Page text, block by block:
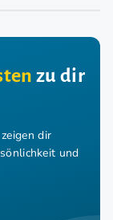
zu dir
dir
und